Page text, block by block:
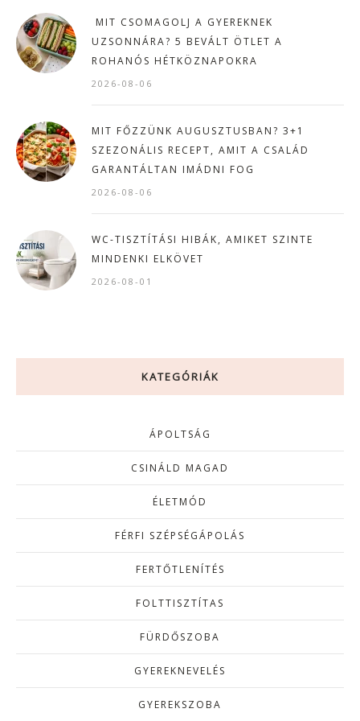
MIT CSOMAGOLJ A GYEREKNEK
UZSONNÁRA? 5 BEVÁLT ÖTLET A
ROHANÓS HÉTKÖZNAPOKRA
2026-08-06
MIT FŐZZÜNK AUGUSZTUSBAN? 3+1
SZEZONÁLIS RECEPT, AMIT A CSALÁD
GARANTÁLTAN IMÁDNI FOG
2026-08-06
WC-TISZTÍTÁSI HIBÁK, AMIKET SZINTE
MINDENKI ELKÖVET
2026-08-01
KATEGÓRIÁK
ÁPOLTSÁG
CSINÁLD MAGAD
ÉLETMÓD
FÉRFI SZÉPSÉGÁPOLÁS
FERTŐTLENÍTÉS
FOLTTISZTÍTAS
FÜRDŐSZOBA
GYEREKNEVELÉS
GYEREKSZOBA